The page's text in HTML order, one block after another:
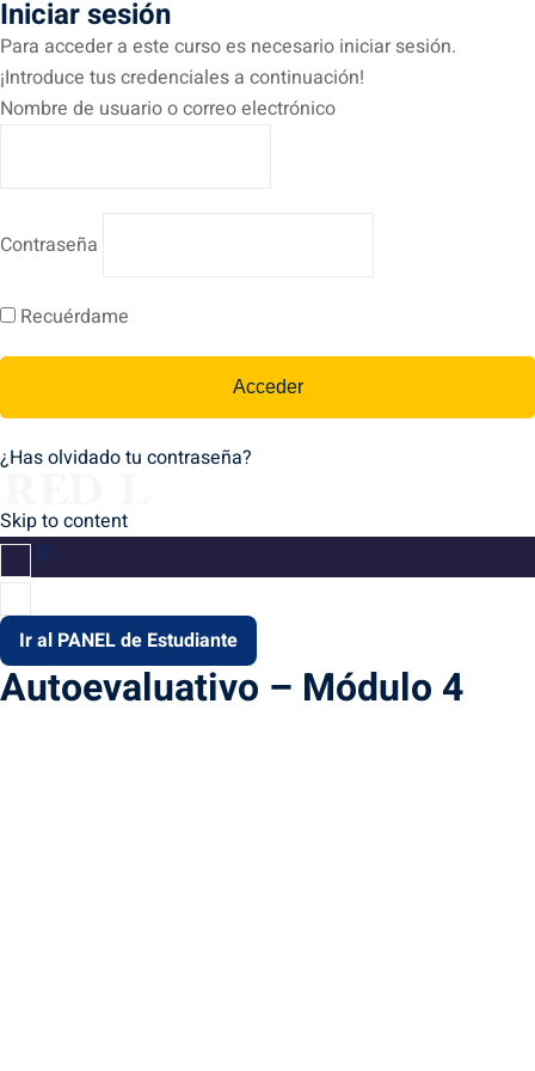
Iniciar sesión
Para acceder a este curso es necesario iniciar sesión.
¡Introduce tus credenciales a continuación!
Nombre de usuario o correo electrónico
Contraseña
Recuérdame
¿Has olvidado tu contraseña?
Skip to content
Ir al PANEL de Estudiante
Autoevaluativo – Módulo 4